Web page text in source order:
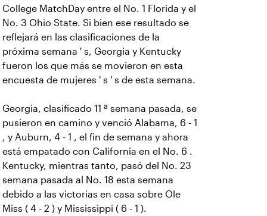
College MatchDay entre el No. 1 Florida y el
No. 3 Ohio State. Si bien ese resultado se
reflejará en las clasificaciones de la
próxima semana ' s, Georgia y Kentucky
fueron los que más se movieron en esta
encuesta de mujeres ' s ' s de esta semana.
Georgia, clasificado 11 ª semana pasada, se
pusieron en camino y venció Alabama, 6 - 1
, y Auburn, 4 - 1 , el fin de semana y ahora
está empatado con California en el No. 6 .
Kentucky, mientras tanto, pasó del No. 23
semana pasada al No. 18 esta semana
debido a las victorias en casa sobre Ole
Miss ( 4 - 2 ) y Mississippi ( 6 - 1 ).